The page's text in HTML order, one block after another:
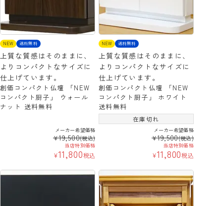
NEW 送料無料
上質な質感はそのままに、
よりコンパクトなサイズに
仕上げています。
創価コンパクト仏壇 「NEW
コンパクト厨子」 ウォール
ナット 送料無料
メーカー希望価格
¥19,500(税込)
当店特別価格
¥11,800税込
NEW 送料無料
上質な質感はそのままに、
よりコンパクトなサイズに
仕上げています。
創価コンパクト仏壇 「NEW
コンパクト厨子」 ホワイト
送料無料
在庫切れ
メーカー希望価格
¥19,500(税込)
当店特別価格
¥11,800税込